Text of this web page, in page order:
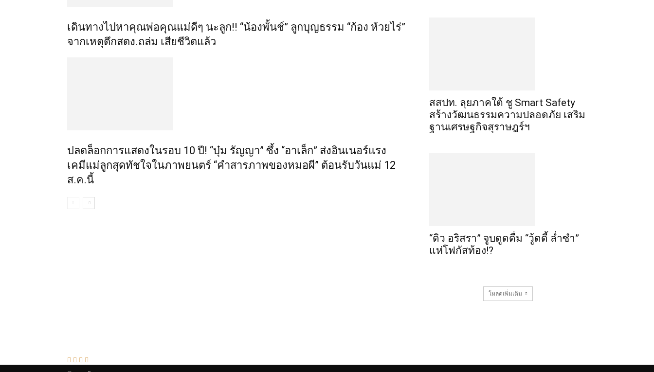
เดินทางไปหาคุณพ่อคุณแม่ดีๆ นะลูก!! “น้องพั้นช์” ลูกบุญธรรม “ก้อง ห้วยไร่”
จากเหตุตึกสตง.ถล่ม เสียชีวิตแล้ว
ปลดล็อกการแสดงในรอบ 10 ปี! “บุ๋ม รัญญา” ซึ้ง “อาเล็ก” ส่งอินเนอร์แรง
เคมีแม่ลูกสุดทัชใจในภาพยนตร์ “คำสารภาพของหมอผี” ต้อนรับวันแม่ 12
ส.ค.นี้
​สสปท. ลุยภาคใต้ ชู Smart Safety
สร้างวัฒนธรรมความปลอดภัย เสริม
ฐานเศรษฐกิจสุราษฎร์ฯ
“ดิว อริสรา” จูบดูดดื่ม “วู้ดดี้ ล่ำซำ”
แห่โฟกัสท้อง!?
โหลดเพิ่มเติม